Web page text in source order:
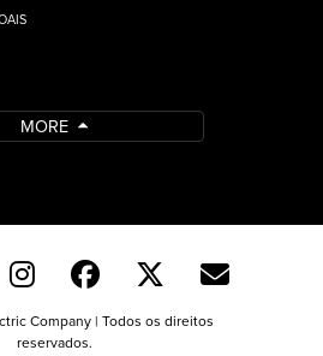
MORE
Company | Todos os direitos
reservados.